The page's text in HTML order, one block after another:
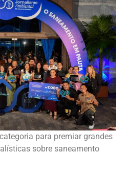
para premiar grandes
sobre saneamento